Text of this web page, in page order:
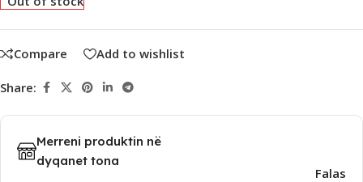
Compare Add to wishlist
Share:
Merreni produktin në
dyqanet tona
Falas